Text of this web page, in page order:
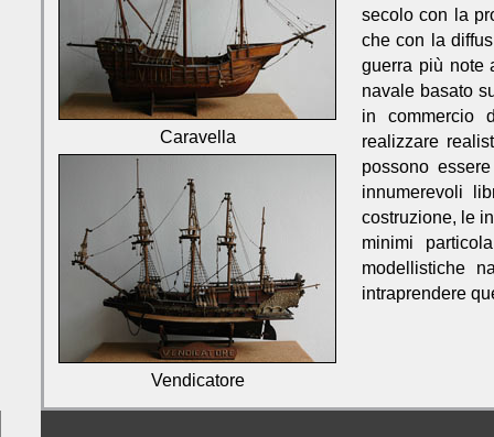
Caravella
Vendicatore
secolo con la
che con la
guerra più note
navale basato
in commercio
realizzare
possono
innumerevoli
costruzione, le
minimi
modellistiche
intraprendere